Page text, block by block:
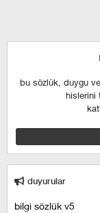
bu sözlük, duygu
hislerini
duyurular
bilgi sözlük v5